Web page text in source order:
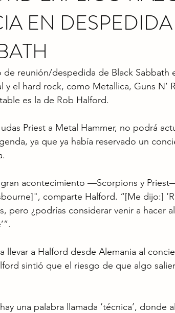
EN
reunión/despedida de Black Sabbath
el hard rock, como Metallica, Guns N’
es la de Rob Halford.
Priest a Metal Hammer, no podrá
ya que ya había reservado un
acontecimiento —Scorpions y
comparte Halford. “[Me dijo:]
pero ¿podrías considerar venir a hacer
llevar a Halford desde Alemania al
sintió que el riesgo de que algo
una palabra llamada ‘técnica’, donde